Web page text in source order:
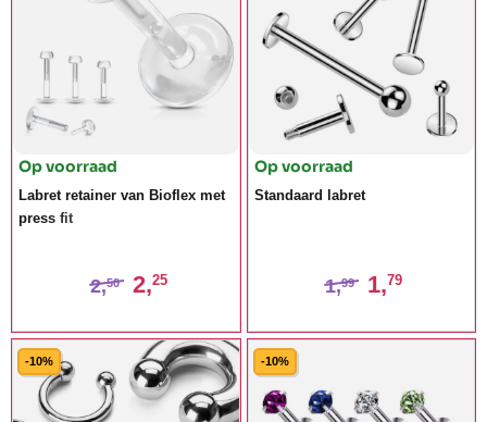
Op voorraad
Labret retainer van Bioflex met
press fit
2,50 2,25
Op voorraad
Standaard labret
1,99 1,79
-10% -10%